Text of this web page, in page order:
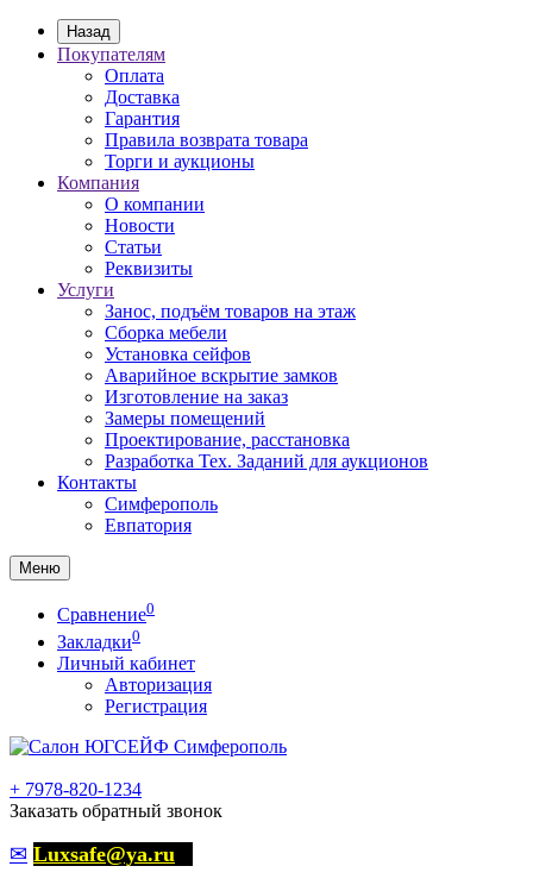
Назад
Покупателям
Оплата
Доставка
Гарантия
Правила возврата товара
Торги и аукционы
Компания
О компании
Новости
Статьи
Реквизиты
Услуги
Занос, подъём товаров на этаж
Сборка мебели
Установка сейфов
Аварийное вскрытие замков
Изготовление на заказ
Замеры помещений
Проектирование, расстановка
Разработка Тех. Заданий для аукционов
Контакты
Симферополь
Евпатория
Меню
Сравнение0
Закладки0
Личный кабинет
Авторизация
Регистрация
+ 7978-820-1234
Заказать обратный звонок
✉ Luxsafe@ya.ru